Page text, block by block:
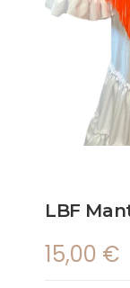
LBF
15,00 €